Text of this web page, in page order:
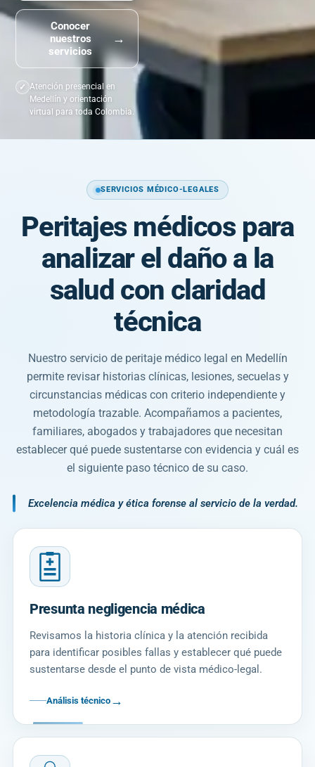
Conocer
nuestros
servicios
→
Atención presencial en
Medellín y orientación
virtual para toda Colombia.
SERVICIOS MÉDICO-LEGALES
Peritajes médicos para
analizar el daño a la
salud con claridad
técnica
Nuestro servicio de peritaje médico legal en Medellín
permite revisar historias clínicas, lesiones, secuelas y
circunstancias médicas con criterio independiente y
metodología trazable. Acompañamos a pacientes,
familiares, abogados y trabajadores que necesitan
establecer qué puede sustentarse con evidencia y cuál es
el siguiente paso técnico de su caso.
Excelencia médica y ética forense al servicio de la verdad.
Presunta negligencia médica
Revisamos la historia clínica y la atención recibida
para identificar posibles fallas y establecer qué puede
sustentarse desde el punto de vista médico-legal.
Análisis técnico →